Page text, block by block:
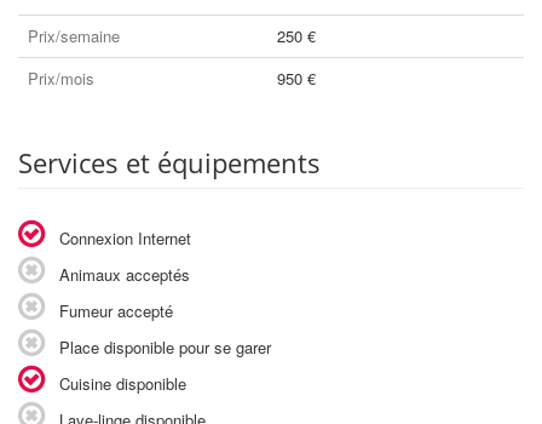
Prix/semaine
250 €
Prix/mois
950 €
Services et équipements
Connexion Internet
Animaux acceptés
Fumeur accepté
Place disponible pour se garer
Cuisine disponible